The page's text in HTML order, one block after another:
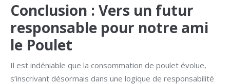
Conclusion : Vers un futur
responsable pour notre ami
le Poulet
Il est indéniable que la consommation de poulet évolue,
s’inscrivant désormais dans une logique de responsabilité